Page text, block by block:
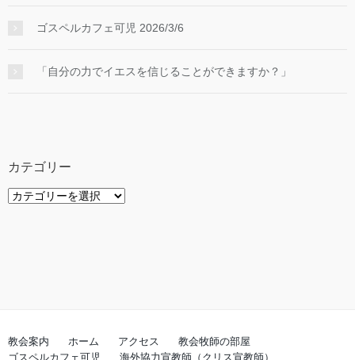
ゴスペルカフェ可児 2026/3/6
「自分の力でイエスを信じることができますか？」
カテゴリー
カ
教会案内 ホーム アクセス
教会牧師の部屋
ゴスペルカフェ可児
海外協力宣教師（クリス宣教師）